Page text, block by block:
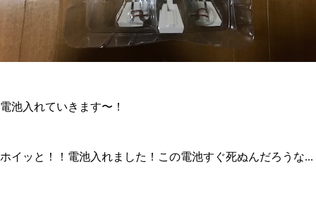
電池入れていきます〜！
ホイッと！！電池入れました！この電池すぐ死ぬんだろうな...